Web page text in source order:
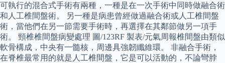
可執行的混合式手術有兩種，一種是在一次手術中同時做融合術
和人工椎間盤術。 另一種是病患曾經做過融合術或人工椎間盤
術，當他們在另一節需要手術時，再選擇在其鄰節做另一項手
術。 頸椎椎間盤病變處理 圖/123RF 製表/元氣周報椎間盤由類似
軟骨構成，中央有一髓核，周邊具強韌纖維環。 非融合手術，
在脊椎最常用的就是人工椎間盤，它是可以活動的，不論彎脖